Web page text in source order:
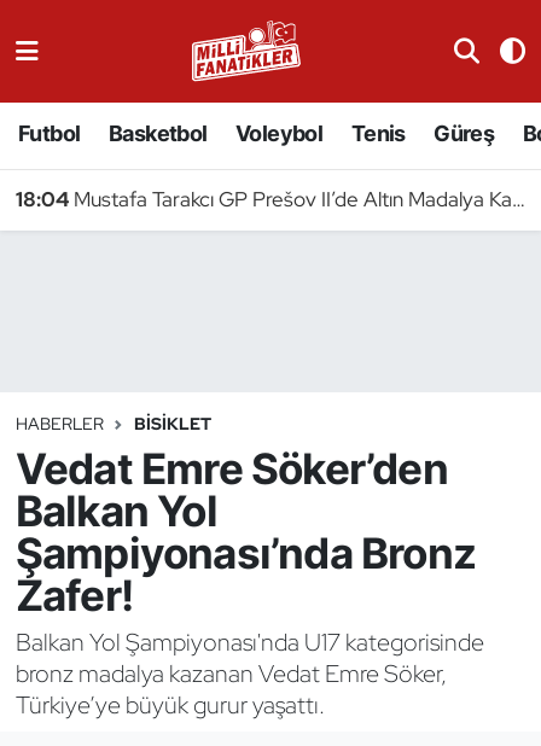
Futbol Basketbol Voleybol Tenis Güreş
18:04 Mustafa Tarakcı GP Prešov II’de Altın Madalya Kazandı
HABERLER BISIKLET
Vedat Emre Söker’den
Balkan Yol
Şampiyonası’nda Bronz
Zafer!
Balkan Yol Şampiyonası'nda U17 kategorisinde
bronz madalya kazanan Vedat Emre Söker,
Türkiye’ye büyük gurur yaşattı.
Badminton
Binicilik
Bisiklet
Bocce Bowling Dart
Boks
Briç